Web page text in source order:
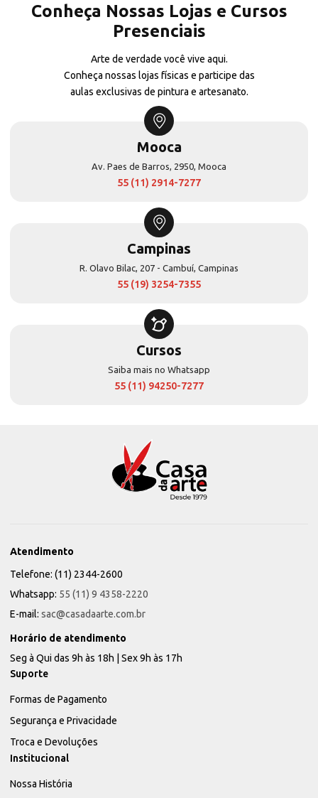
Conheça Nossas Lojas e Cursos
Presenciais
Arte de verdade você vive aqui.
Conheça nossas lojas físicas e participe das
aulas exclusivas de pintura e artesanato.
Mooca
Av. Paes de Barros, 2950, Mooca
55 (11) 2914-7277
Campinas
R. Olavo Bilac, 207 - Cambuí, Campinas
55 (19) 3254-7355
Cursos
Saiba mais no Whatsapp
55 (11) 94250-7277
Atendimento
Telefone: (11) 2344-2600
Whatsapp: 55 (11) 9 4358-2220
E-mail: sac@casadaarte.com.br
Horário de atendimento
Seg à Qui das 9h às 18h | Sex 9h às 17h
Suporte
Formas de Pagamento
Segurança e Privacidade
Troca e Devoluções
Institucional
Nossa História